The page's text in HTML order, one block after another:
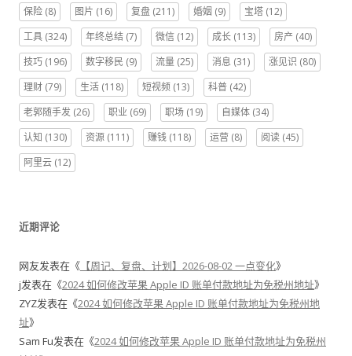
保险 (8) 图片 (16) 复盘 (211) 婚姻 (9) 宝塔 (12)
工具 (324) 年终总结 (7) 微信 (12) 成长 (113) 房产 (40)
技巧 (196) 数字移民 (9) 流量 (25) 消息 (31) 涨见识 (80)
理财 (79) 生活 (118) 短视频 (13) 科普 (42)
老郭随手发 (26) 职业 (69) 职场 (19) 自媒体 (34)
认知 (130) 资源 (111) 赚钱 (118) 运营 (8) 阅读 (45)
阿里云 (12)
近期评论
网友发表在《 【周记、复盘、计划】2026-08-02 一点变化》
j发表在《2024 如何修改苹果 Apple ID 账单付款地址为免税州地址》
ZYZ发表在《2024 如何修改苹果 Apple ID 账单付款地址为免税州地
址》
Sam Fu发表在《2024 如何修改苹果 Apple ID 账单付款地址为免税州